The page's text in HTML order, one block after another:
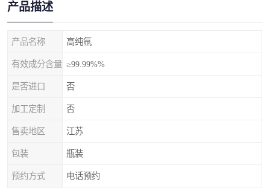
产品描述
产品名称 高纯氩
有效成分含量 ≥99.99%%
是否进口 否
加工定制 否
售卖地区 江苏
包装 瓶装
预约方式 电话预约